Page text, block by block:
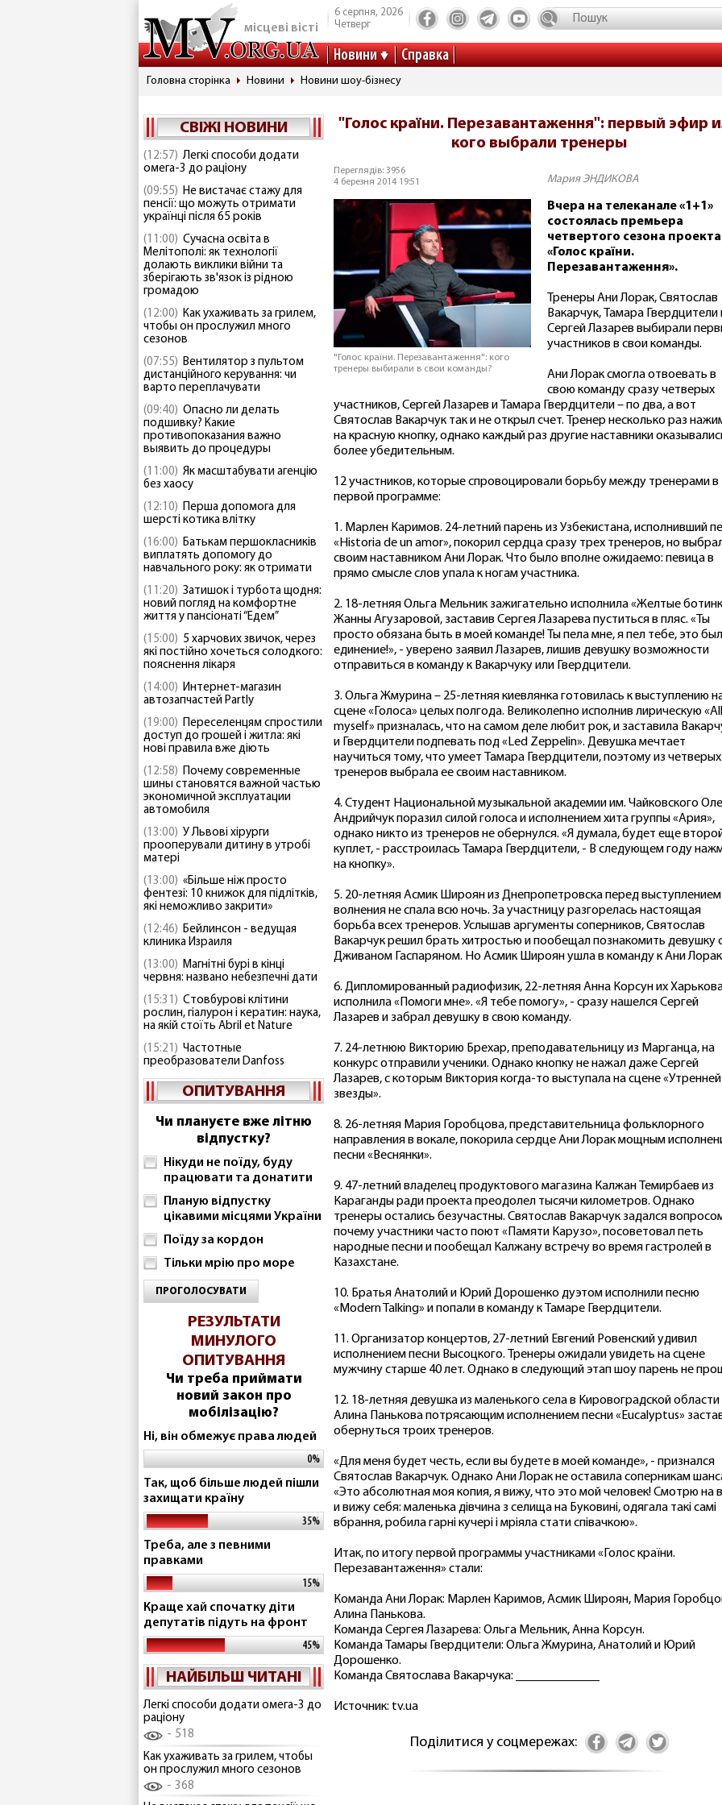
місцеві вісті
6 серпня, 2026
Четверг
Новини Справка
Головна сторінка Новини Новини шоу-бізнесу
СВІЖІ НОВИНИ
(12:57) Легкі способи додати
омега-3 до раціону
(09:55) Не вистачає стажу для
пенсії: що можуть отримати
українці після 65 років
(11:00) Сучасна освіта в
Мелітополі: як технології
долають виклики війни та
зберігають зв'язок із рідною
громадою
(12:00) Как ухаживать за грилем,
чтобы он прослужил много
сезонов
(07:55) Вентилятор з пультом
дистанційного керування: чи
варто переплачувати
(09:40) Опасно ли делать
подшивку? Какие
противопоказания важно
выявить до процедуры
(11:00) Як масштабувати агенцію
без хаосу
(12:10) Перша допомога для
шерсті котика влітку
(16:00) Батькам першокласників
виплатять допомогу до
навчального року: як отримати
(11:20) Затишок і турбота щодня:
новий погляд на комфортне
життя у пансіонаті “Едем”
(15:00) 5 харчових звичок, через
які постійно хочеться солодкого:
пояснення лікаря
(14:00) Интернет-магазин
автозапчастей Partly
(19:00) Переселенцям спростили
доступ до грошей і житла: які
нові правила вже діють
(12:58) Почему современные
шины становятся важной частью
экономичной эксплуатации
автомобиля
(13:00) У Львові хірурги
прооперували дитину в утробі
матері
(13:00) «Більше ніж просто
фентезі: 10 книжок для підлітків,
які неможливо закрити»
(12:46) Бейлинсон - ведущая
клиника Израиля
(13:00) Магнітні бурі в кінці
червня: названо небезпечні дати
(15:31) Стовбурові клітини
рослин, гіалурон і кератин: наука,
на якій стоїть Abril et Nature
(15:21) Частотные
преобразователи Danfoss
ОПИТУВАННЯ
Чи плануєте вже літню
відпустку?
Нікуди не поїду, буду
працювати та донатити
Планую відпустку
цікавими місцями України
Поїду за кордон
Тільки мрію про море
ПРОГОЛОСУВАТИ
РЕЗУЛЬТАТИ
МИНУЛОГО
ОПИТУВАННЯ
Чи треба приймати
новий закон про
мобілізацію?
Ні, він обмежує права людей
0%
Так, щоб більше людей пішли
захищати країну
35%
Треба, але з певними
правками
15%
Краще хай спочатку діти
депутатів підуть на фронт
45%
НАЙБІЛЬШ ЧИТАНІ
Легкі способи додати омега-3 до
раціону
518
Как ухаживать за грилем, чтобы
он прослужил много сезонов
368
"Голос країни. Перезавантаження": первый эфир
кого выбрали тренеры
Переглядів: 3956
4 березня 2014 19:51
Мария ЭНДИКОВА
"Голос країни. Перезавантаження": кого
тренеры выбирали в свои команды?
Вчера на телеканале «1+1»
состоялась премьера
четвертого сезона проекта
«Голос країни.
Перезавантаження».
Тренеры Ани Лорак, Святослав
Вакарчук, Тамара Гвердцители
Сергей Лазарев выбирали
участников в свои команды.
Ани Лорак смогла отвоевать в
свою команду сразу четверых
участников, Сергей Лазарев и Тамара Гвердцители – по два, а вот
Святослав Вакарчук так и не открыл счет. Тренер несколько раз
на красную кнопку, однако каждый раз другие наставники
более убедительным.
12 участников, которые спровоцировали борьбу между тренерами в
первой программе:
1. Марлен Каримов. 24-летний парень из Узбекистана, исполнивший
«Ніstoria de un amor», покорил сердца сразу трех тренеров, но
своим наставником Ани Лорак. Что было вполне ожидаемо: певица в
прямо смысле слов упала к ногам участника.
2. 18-летняя Ольга Мельник зажигательно исполнила «Желтые
Жанны Агузаровой, заставив Сергея Лазарева пуститься в пляс. «Ты
просто обязана быть в моей команде! Ты пела мне, я пел тебе, это
единение!», - уверено заявил Лазарев, лишив девушку возможности
отправиться в команду к Вакарчуку или Гвердцители.
3. Ольга Жмурина – 25-летняя киевлянка готовилась к выступлению
сцене «Голоса» целых полгода. Великолепно исполнив лирическую
myself» призналась, что на самом деле любит рок, и заставила
и Гвердцители подпевать под «Led Zeppelin». Девушка мечтает
научиться тому, что умеет Тамара Гвердцители, поэтому из четверых
тренеров выбрала ее своим наставником.
4. Студент Национальной музыкальной академии им. Чайковского
Андрийчук поразил силой голоса и исполнением хита группы «Ария»,
однако никто из тренеров не обернулся. «Я думала, будет еще
куплет, - расстроилась Тамара Гвердцители, - В следующем году
на кнопку».
5. 20-летняя Асмик Широян из Днепропетровска перед
волнения не спала всю ночь. За участницу разгорелась настоящая
борьба всех тренеров. Услышав аргументы соперников, Святослав
Вакарчук решил брать хитростью и пообещал познакомить девушку
Дживаном Гаспаряном. Но Асмик Широян ушла в команду к Ани
6. Дипломированный радиофизик, 22-летняя Анна Корсун их
исполнила «Помоги мне». «Я тебе помогу», - сразу нашелся Сергей
Лазарев и забрал девушку в свою команду.
7. 24-летнюю Викторию Брехар, преподавательницу из Марганца, на
конкурс отправили ученики. Однако кнопку не нажал даже Сергей
Лазарев, с которым Виктория когда-то выступала на сцене «Утренней
звезды».
8. 26-летняя Мария Горобцова, представительница фольклорного
направления в вокале, покорила сердце Ани Лорак мощным
песни «Веснянки».
9. 47-летний владелец продуктового магазина Калжан Темирбаев из
Караганды ради проекта преодолел тысячи километров. Однако
тренеры остались безучастны. Святослав Вакарчук задался
почему участники часто поют «Памяти Карузо», посоветовал петь
народные песни и пообещал Калжану встречу во время гастролей в
Казахстане.
10. Братья Анатолий и Юрий Дорошенко дуэтом исполнили песню
«Modern Talking» и попали в команду к Тамаре Гвердцители.
11. Организатор концертов, 27-летний Евгений Ровенский удивил
исполнением песни Высоцкого. Тренеры ожидали увидеть на сцене
мужчину старше 40 лет. Однако в следующий этап шоу парень не
12. 18-летняя девушка из маленького села в Кировоградской области
Алина Панькова потрясающим исполнением песни «Eucalyptus»
обернуться троих тренеров.
«Для меня будет честь, если вы будете в моей команде», - признался
Святослав Вакарчук. Однако Ани Лорак не оставила соперникам
«Это абсолютная моя копия, я вижу, что это мой человек! Смотрю на
и вижу себя: маленька дівчина з селища на Буковині, одягала такі самі
вбрання, робила гарні кучері і мріяла стати співачкою».
Итак, по итогу первой программы участниками «Голос країни.
Перезавантаження» стали:
Команда Ани Лорак: Марлен Каримов, Асмик Широян, Мария
Алина Панькова.
Команда Сергея Лазарева: Ольга Мельник, Анна Корсун.
Команда Тамары Гвердцители: Ольга Жмурина, Анатолий и Юрий
Дорошенко.
Команда Святослава Вакарчука: _____________
Источник: tv.ua
Поділитися у соцмережах: